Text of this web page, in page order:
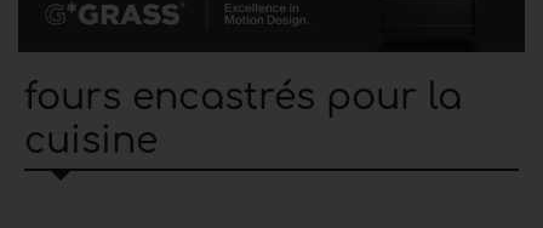
fours encastrés pour la
cuisine